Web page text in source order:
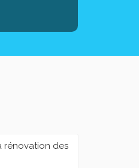
rénovation des